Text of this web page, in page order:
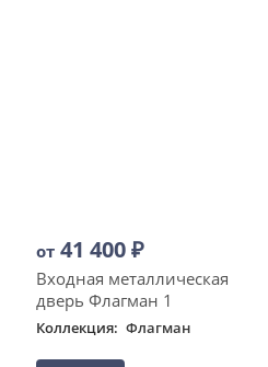
от 41 400₽
Входная металлическая
дверь Флагман 1
Коллекция Флагман